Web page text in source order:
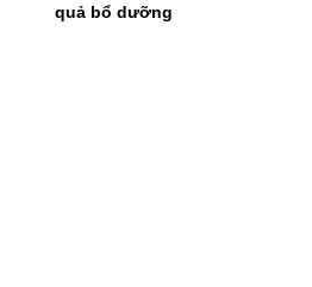
quả bổ dưỡng